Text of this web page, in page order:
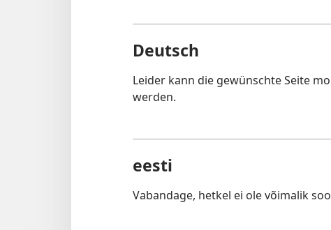
Deutsch
Leider kann die gewünschte Seite
werden.
eesti
Vabandage, hetkel ei ole võimalik